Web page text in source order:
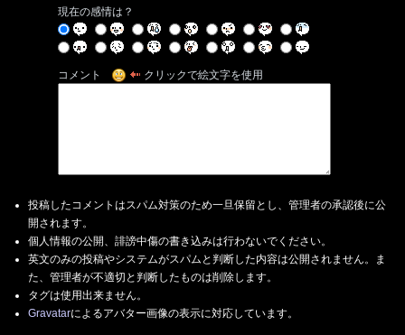
現在の感情は？
コメント クリックで絵文字を使用
投稿したコメントはスパム対策のため一旦保留とし、管理者の承認後に公
開されます。
個人情報の公開、誹謗中傷の書き込みは行わないでください。
英文のみの投稿やシステムがスパムと判断した内容は公開されません。ま
た、管理者が不適切と判断したものは削除します。
タグは使用出来ません。
Gravatarによるアバター画像の表示に対応しています。